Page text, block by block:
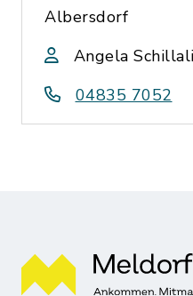
Albersdorf
Angela
04835 7052